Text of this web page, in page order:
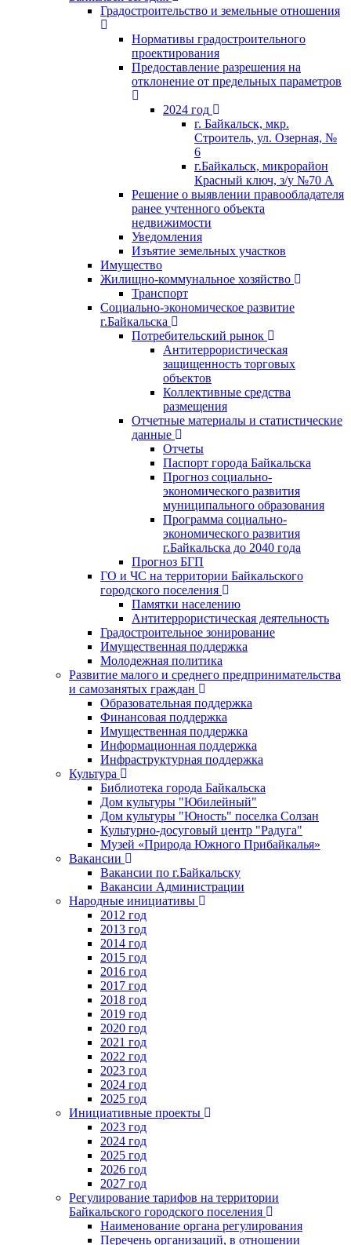
Градостроительство и земельные отношения
Нормативы градостроительного
проектирования
Предоставление разрешения на
отклонение от предельных параметров
2024 год
г. Байкальск, мкр.
Строитель, ул. Озерная, №
6
г.Байкальск, микрорайон
Красный ключ, з/у №70 А
Решение о выявлении правообладателя
ранее учтенного объекта
недвижимости
Уведомления
Изъятие земельных участков
Имущество
Жилищно-коммунальное хозяйство
Транспорт
Социально-экономическое развитие
г.Байкальска
Потребительский рынок
Антитеррористическая
защищенность торговых
объектов
Коллективные средства
размещения
Отчетные материалы и статистические
данные
Отчеты
Паспорт города Байкальска
Прогноз социально-
экономического развития
муниципального образования
Программа социально-
экономического развития
г.Байкальска до 2040 года
Прогноз БГП
ГО и ЧС на территории Байкальского
городского поселения
Памятки населению
Антитеррористическая деятельность
Градостроительное зонирование
Имущественная поддержка
Молодежная политика
Развитие малого и среднего предпринимательства
и самозанятых граждан
Образовательная поддержка
Финансовая поддержка
Имущественная поддержка
Информационная поддержка
Инфраструктурная поддержка
Культура
Библиотека города Байкальска
Дом культуры "Юбилейный"
Дом культуры "Юность" поселка Солзан
Культурно-досуговый центр "Радуга"
Музей «Природа Южного Прибайкалья»
Вакансии
Вакансии по г.Байкальску
Вакансии Администрации
Народные инициативы
2012 год
2013 год
2014 год
2015 год
2016 год
2017 год
2018 год
2019 год
2020 год
2021 год
2022 год
2023 год
2024 год
2025 год
Инициативные проекты
2023 год
2024 год
2025 год
2026 год
2027 год
Регулирование тарифов на территории
Байкальского городского поселения
Наименование органа регулирования
Перечень организаций, в отношении